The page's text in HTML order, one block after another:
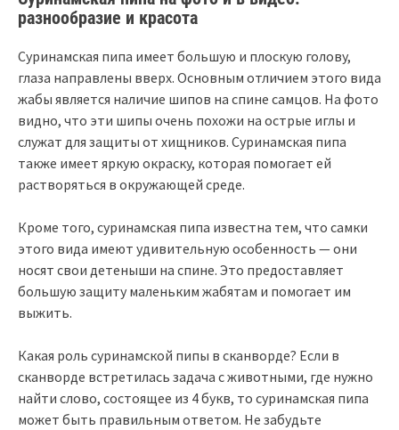
разнообразие и красота
Суринамская пипа имеет большую и плоскую голову,
глаза направлены вверх. Основным отличием этого вида
жабы является наличие шипов на спине самцов. На фото
видно, что эти шипы очень похожи на острые иглы и
служат для защиты от хищников. Суринамская пипа
также имеет яркую окраску, которая помогает ей
растворяться в окружающей среде.
Кроме того, суринамская пипа известна тем, что самки
этого вида имеют удивительную особенность — они
носят свои детеныши на спине. Это предоставляет
большую защиту маленьким жабятам и помогает им
выжить.
Какая роль суринамской пипы в сканворде? Если в
сканворде встретилась задача с животными, где нужно
найти слово, состоящее из 4 букв, то суринамская пипа
может быть правильным ответом. Не забудьте